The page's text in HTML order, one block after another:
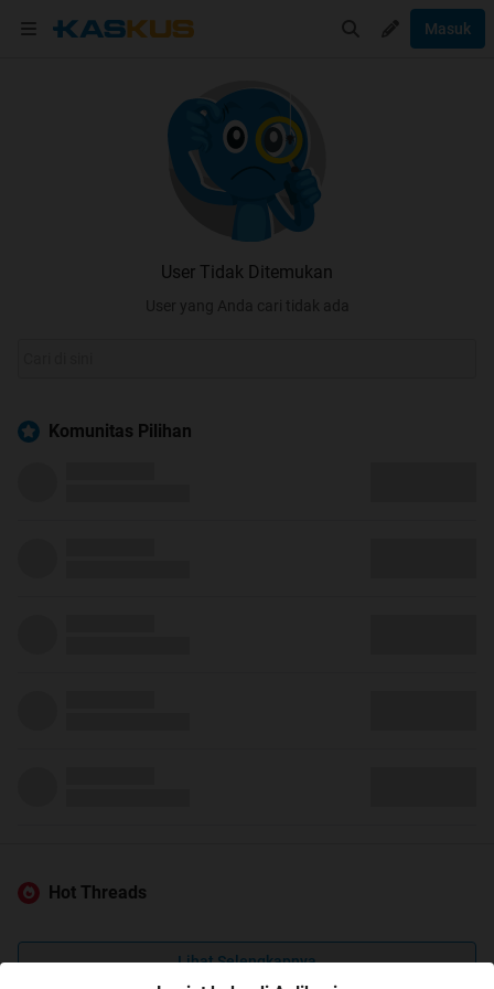
Masuk
User Tidak Ditemukan
User yang Anda cari tidak ada
Komunitas Pilihan
Hot Threads
Lihat Selengkapnya